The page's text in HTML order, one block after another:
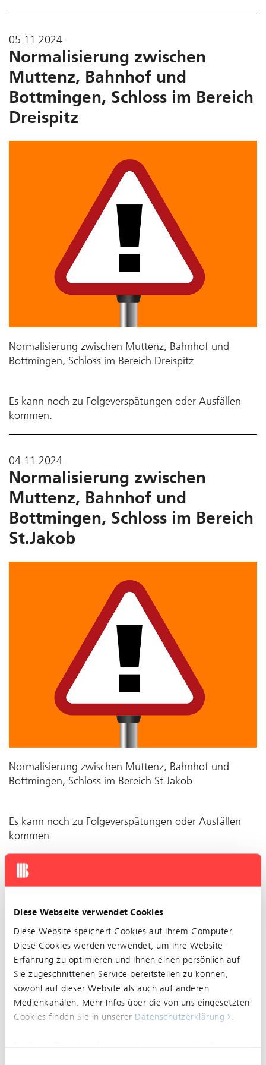
Diese Webseite verwendet Cookies
Diese Website speichert Cookies auf Ihrem Computer.
Diese Cookies werden verwendet, um Ihre Website-
Erfahrung zu optimieren und Ihnen einen persönlich auf
Sie zugeschnittenen Service bereitstellen zu können,
sowohl auf dieser Website als auch auf anderen
Medienkanälen. Mehr Infos über die von uns eingesetzten
Cookies finden Sie in unserer Datenschutzerklärung
05.11.2024
Normalisierung zwischen
Muttenz, Bahnhof und
Bottmingen, Schloss im Bereich
Dreispitz
Normalisierung zwischen Muttenz, Bahnhof und
Bottmingen, Schloss im Bereich Dreispitz
Es kann noch zu Folgeverspätungen oder Ausfällen
kommen.
04.11.2024
Normalisierung zwischen
Muttenz, Bahnhof und
Bottmingen, Schloss im Bereich
St.Jakob
Normalisierung zwischen Muttenz, Bahnhof und
Bottmingen, Schloss im Bereich St.Jakob
Es kann noch zu Folgeverspätungen oder Ausfällen
kommen.
04.11.2024
zwischen Waldenburg (CH),
Station und Liestal, Bahnhof im
Bereich Waldenburg (CH),
Station Linie 19 Grund:
Bauarbeiten